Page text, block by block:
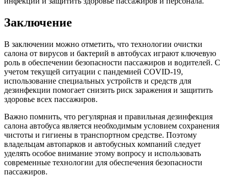
Заключение
В заключении можно отметить, что технологии очистки
салона от вирусов и бактерий в автобусах играют ключевую
роль в обеспечении безопасности пассажиров и водителей. С
учетом текущей ситуации с пандемией COVID-19,
использование специальных устройств и средств для
дезинфекции помогает снизить риск заражения и защитить
здоровье всех пассажиров.
Важно помнить, что регулярная и правильная дезинфекция
салона автобуса является необходимым условием сохранения
чистоты и гигиены в транспортном средстве. Поэтому
владельцам автопарков и автобусных компаний следует
уделять особое внимание этому вопросу и использовать
современные технологии для обеспечения безопасности
пассажиров.